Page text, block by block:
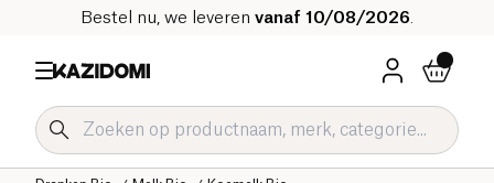
Bestel nu, we leveren vanaf 10/08/2026
Onze biologische catalogus
Home